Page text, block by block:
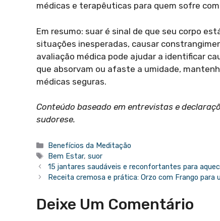
médicas e terapêuticas para quem sofre
Em resumo: suar é sinal de que seu corpo
situações inesperadas, causar
avaliação médica pode ajudar a identificar
que absorvam ou afaste a umidade,
médicas seguras.
Conteúdo baseado em entrevistas e
sudorese.
Categorias
Benefícios da Meditação
Tags
Bem Estar,suor
15 jantares saudáveis e reconfortantes para
Receita cremosa e prática: Orzo com Frango para
Deixe Um Comentário